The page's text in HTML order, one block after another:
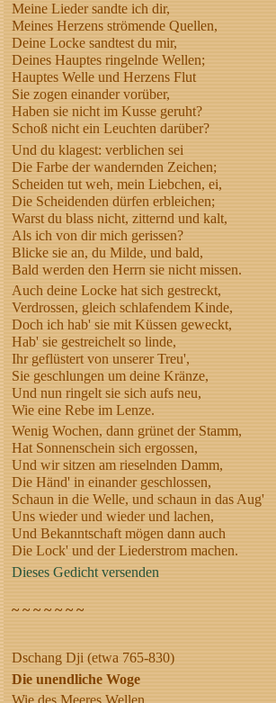
Meine Lieder sandte ich dir,
Meines Herzens strömende Quellen,
Deine Locke sandtest du mir,
Deines Hauptes ringelnde Wellen;
Hauptes Welle und Herzens Flut
Sie zogen einander vorüber,
Haben sie nicht im Kusse geruht?
Schoß nicht ein Leuchten darüber?
Und du klagest: verblichen sei
Die Farbe der wandernden Zeichen;
Scheiden tut weh, mein Liebchen, ei,
Die Scheidenden dürfen erbleichen;
Warst du blass nicht, zitternd und kalt,
Als ich von dir mich gerissen?
Blicke sie an, du Milde, und bald,
Bald werden den Herrn sie nicht missen.
Auch deine Locke hat sich gestreckt,
Verdrossen, gleich schlafendem Kinde,
Doch ich hab' sie mit Küssen geweckt,
Hab' sie gestreichelt so linde,
Ihr geflüstert von unserer Treu',
Sie geschlungen um deine Kränze,
Und nun ringelt sie sich aufs neu,
Wie eine Rebe im Lenze.
Wenig Wochen, dann grünet der Stamm,
Hat Sonnenschein sich ergossen,
Und wir sitzen am rieselnden Damm,
Die Händ' in einander geschlossen,
Schaun in die Welle, und schaun in das Aug'
Uns wieder und wieder und lachen,
Und Bekanntschaft mögen dann auch
Die Lock' und der Liederstrom machen.
Dieses Gedicht versenden
~ ~ ~ ~ ~ ~ ~
Dschang Dji (etwa 765-830)
Die unendliche Woge